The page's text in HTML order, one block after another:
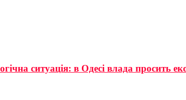
ситуація: в Одесі влада просить